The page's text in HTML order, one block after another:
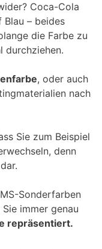
Coca-Cola
– beides
die Farbe zu
durchziehen.
, oder auch
nach
Sie zum Beispiel
denn
Sonderfarben
immer genau
repräsentiert.